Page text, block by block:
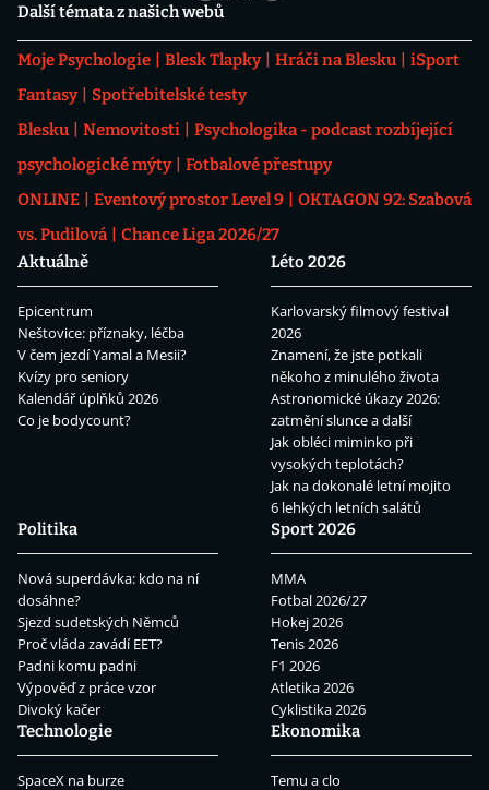
Další témata z našich webů
Moje Psychologie Blesk Tlapky Hráči na Blesku
iSport
Fantasy
Spotřebitelské testy
Blesku
Nemovitosti
Psychologika - podcast rozbíjející
psychologické mýty
Fotbalové přestupy
ONLINE
Eventový prostor Level 9
OKTAGON 92: Szabová
vs. Pudilová
Chance Liga 2026/27
Aktuálně
Epicentrum
Neštovice: příznaky, léčba
V čem jezdí Yamal a Mesii?
Kvízy pro seniory
Kalendář úplňků 2026
Co je bodycount?
Léto 2026
Karlovarský filmový festival
2026
Znamení, že jste potkali
někoho z minulého života
Astronomické úkazy 2026:
zatmění slunce a další
Jak obléci miminko při
vysokých teplotách?
Jak na dokonalé letní mojito
6 lehkých letních salátů
Politika
Nová superdávka: kdo na ní
dosáhne?
Sjezd sudetských Němců
Proč vláda zavádí EET?
Padni komu padni
Výpověď z práce vzor
Divoký kačer
Sport 2026
MMA
Fotbal 2026/27
Hokej 2026
Tenis 2026
F1 2026
Atletika 2026
Cyklistika 2026
Technologie
SpaceX na burze
Ekonomika
Temu a clo